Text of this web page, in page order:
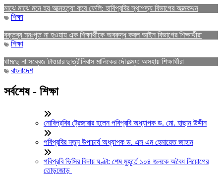
মাঝে মাঝে মনে হয় আত্মহত্যা করে ফেলি: হাবিপ্রবির স্থাপত্য বিভাগের আত্মকথন
শিক্ষা
বক্তব্য মনঃপুত না হওয়ায় এক শিক্ষার্থীকে অবরুদ্ধ করল আইন বিভাগের শিক্ষার্থীরা
শিক্ষা
থামছে না সব্বেজ টাওয়ার ছাত্রীনিবাস মালিকের দৌরাত্ম্য: অসহায় শিক্ষার্থীরা
বাংলাদেশ
সর্বশেষ - শিক্ষা
নোবিপ্রবির ট্রেজারার হলেন পবিপ্রবি অধ্যাপক ড. মো. হাছান উদ্দীন
পবিপ্রবির নতুন উপাচার্য অধ্যাপক ড. এস এম হেমায়েত জাহান
পবিপ্রবি ভিসির বিদায় ঘণ্টা: শেষ মুহূর্তে ১০৪ জনকে অবৈধ নিয়োগের
তোড়জোড়